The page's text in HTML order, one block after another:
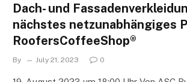
Dach- und
nächstes netzunabhängiges
RoofersCoffeeShop®
By July 21, 2023 0